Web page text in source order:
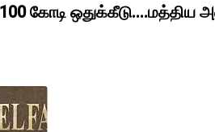
கோடி ஒதுக்கீடு....மத்திய